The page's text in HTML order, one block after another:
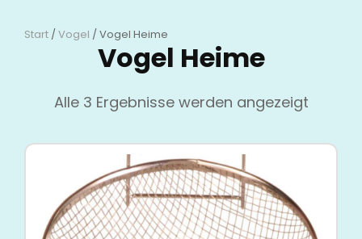
Start /Vogel / Vogel Heime
Vogel Heime
Alle 3 Ergebnisse werden angezeigt